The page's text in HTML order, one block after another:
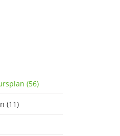
(56)
(11)